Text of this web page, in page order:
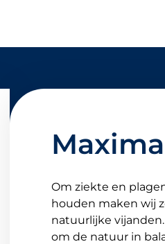
Om ziekte en
houden maken wij
natuurlijke
om de natuur in